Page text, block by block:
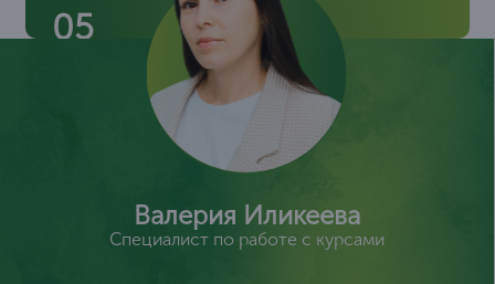
05
Валерия Иликеева
Специалист по работе с курсами